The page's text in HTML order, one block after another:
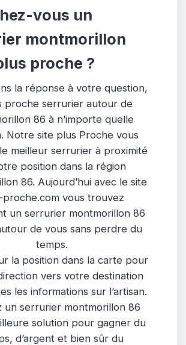
vous un
montmorillon
proche ?
la réponse à votre question,
proche serrurier autour de
86 à n’importe quelle
Notre site plus Proche vous
meilleur serrurier à proximité
position dans la région
86. Aujourd’hui avec le site
proche.com vous trouvez
un serrurier montmorillon 86
de vous sans perdre du
temps.
la position dans la carte pour
vers votre destination
les informations sur l’artisan.
un serrurier montmorillon 86
solution pour gagner du
d’argent et bien sûr du